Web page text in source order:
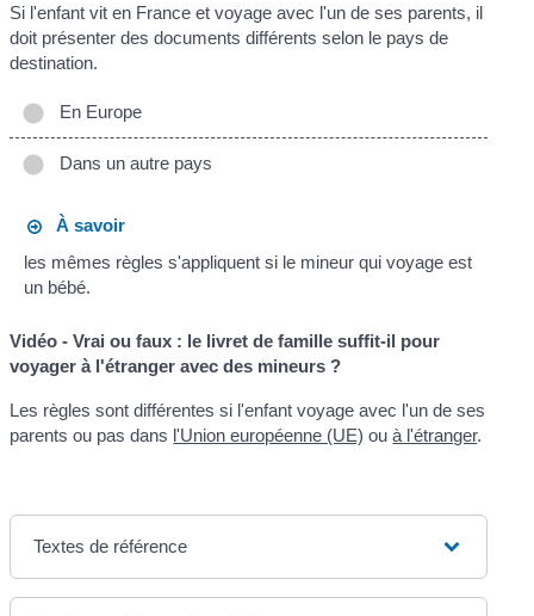
Si l'enfant vit en France et voyage avec l'un de ses parents, il
doit présenter des documents différents selon le pays de
destination.
En Europe
Dans un autre pays
À savoir
les mêmes règles s'appliquent si le mineur qui voyage est
un bébé.
Vidéo - Vrai ou faux : le livret de famille suffit-il pour
voyager à l'étranger avec des mineurs ?
Les règles sont différentes si l'enfant voyage avec l'un de ses
parents ou pas dans l'Union européenne (UE) ouà l'étranger.
Textes de référence